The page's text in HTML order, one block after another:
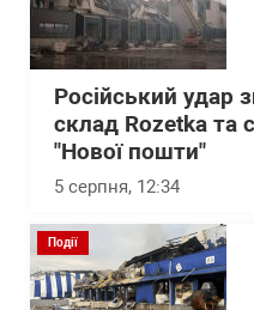
Російський удар
склад Rozetka та
"Нової пошти"
5 серпня, 12:34
Події